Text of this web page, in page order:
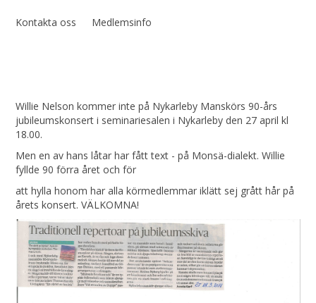
Kontakta oss Medlemsinfo
Willie Nelson kommer inte på Nykarleby Manskörs 90-års
jubileumskonsert i seminariesalen i Nykarleby den 27 april kl
18.00.
Men en av hans låtar har fått text - på Monsä-dialekt. Willie
fyllde 90 förra året och för
att hylla honom har alla körmedlemmar iklätt sej grått hår på
årets konsert. VÄLKOMNA!